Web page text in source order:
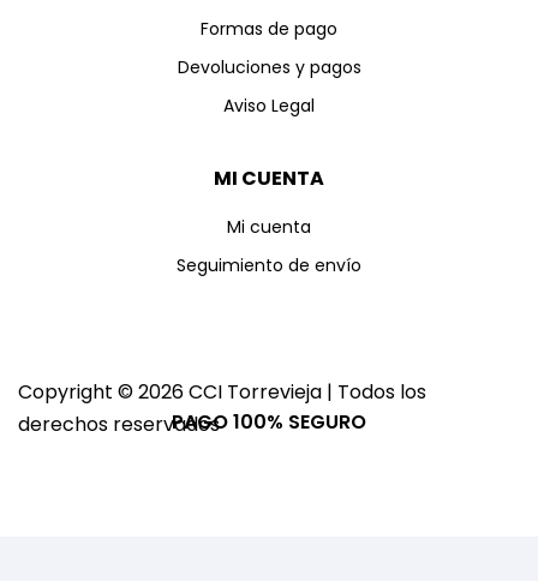
Formas de pago
Devoluciones y pagos
Aviso Legal
MI CUENTA
Mi cuenta
Seguimiento de envío
Copyright © 2026 CCI Torrevieja | Todos los
derechos reservadosPAGO 100% SEGURO